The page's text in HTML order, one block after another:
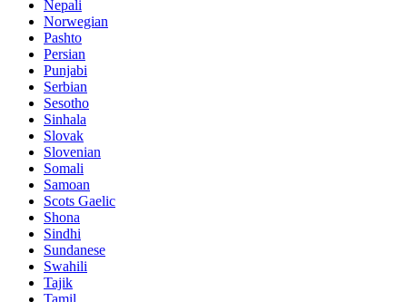
Nepali
Norwegian
Pashto
Persian
Punjabi
Serbian
Sesotho
Sinhala
Slovak
Slovenian
Somali
Samoan
Scots Gaelic
Shona
Sindhi
Sundanese
Swahili
Tajik
Tamil